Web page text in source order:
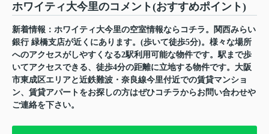
ホワイティ大今里のコメント(おすすめポイント)
新着情報：ホワイティ大今里の空室情報ならコチラ。関西みらい
銀行 緑橋支店が近くにあります。(歩いて徒歩5分)。様々な場所
へのアクセスがしやすくなる2駅利用可能な物件です。駅まで歩
いてアクセスできる、徒歩4分の距離に立地する物件です。大阪
市東成区エリアと近鉄難波・奈良線今里付近での賃貸マンショ
ン、賃貸アパートをお探しの方はぜひコチラからお問い合わせや
ご連絡を下さい。